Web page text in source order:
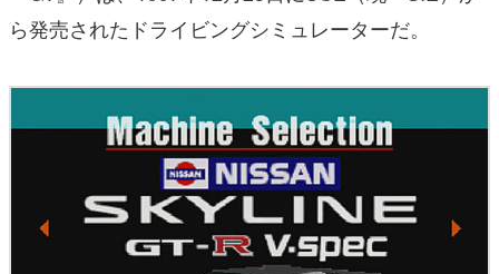
ら発売されたドライビングシミュレーターだ。